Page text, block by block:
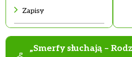
„Smerfy słuchają –
Zapisy